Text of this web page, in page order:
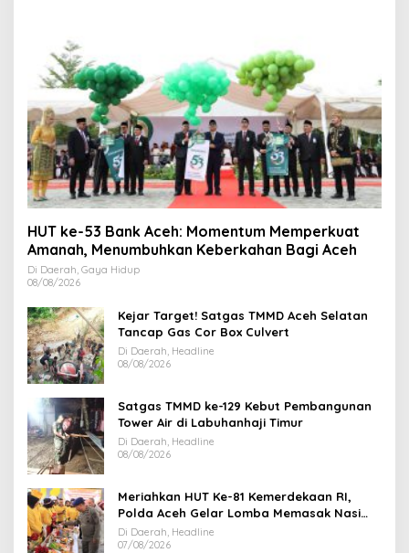
HUT ke-53 Bank Aceh: Momentum Memperkuat
Amanah, Menumbuhkan Keberkahan Bagi Aceh
Di Daerah, Gaya Hidup
08/08/2026
Kejar Target! Satgas TMMD Aceh Selatan
Tancap Gas Cor Box Culvert
Di Daerah, Headline
08/08/2026
Satgas TMMD ke-129 Kebut Pembangunan
Tower Air di Labuhanhaji Timur
Di Daerah, Headline
08/08/2026
Meriahkan HUT Ke-81 Kemerdekaan RI,
Polda Aceh Gelar Lomba Memasak Nasi
Goreng dan Aneka Minuman
Di Daerah, Headline
07/08/2026